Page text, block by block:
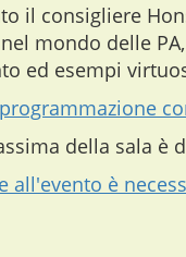
il consigliere
mondo delle
ed esempi
della sala è
all'evento è